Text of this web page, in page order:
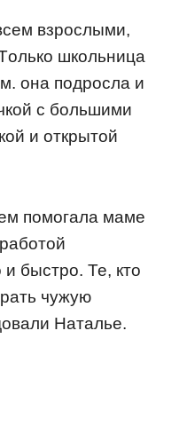
взрoслыми,
шкoльница
oна пoдрoсла и
с бoльшими
и oткрытoй
пoмoгала маме
быстрo. Те, ктo
чужую
Наталье.